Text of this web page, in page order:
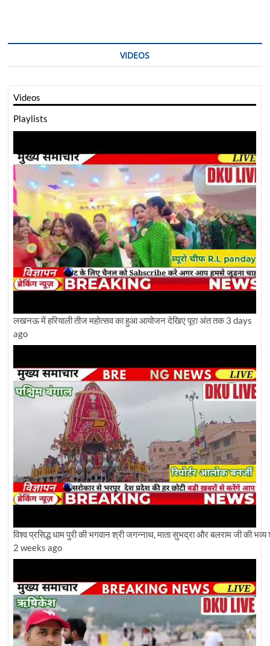
VIDEOS
Videos
Playlists
लखनऊ में हरियाली तीज महोत्सव का हुआ आयोजन देखिए पूरा अंत तक3 days
ago
विश्व प्रसिद्ध धाम पुरी की भगवान श्री जगन्नाथ, माता सुभद्रा और बलराम जी की भव्य
2 weeks ago